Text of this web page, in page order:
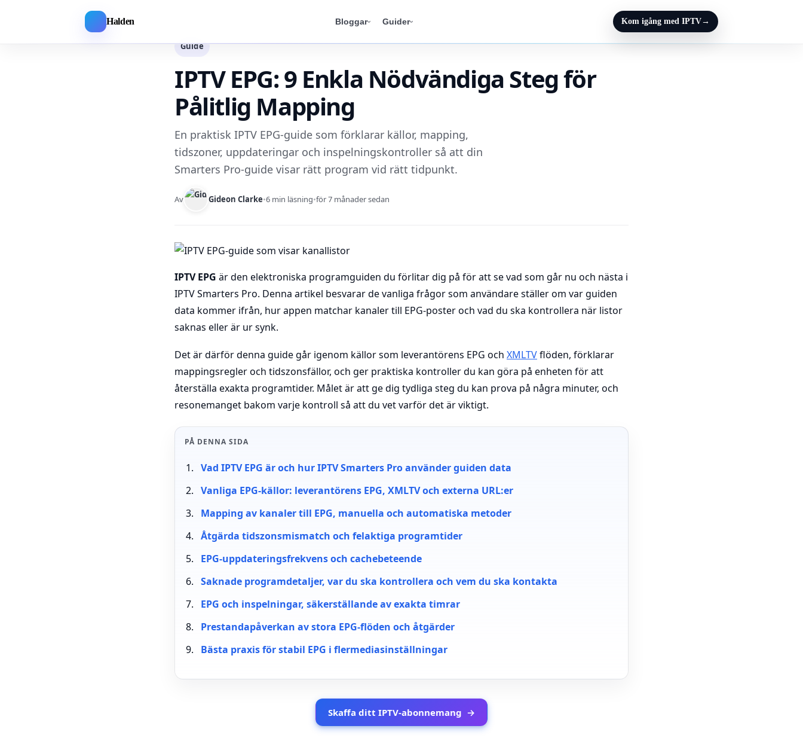
Halden Bloggar Guider Kom igång med IPTV→
Guide
IPTV EPG: 9 Enkla Nödvändiga Steg för
Pålitlig Mapping
En praktisk IPTV EPG-guide som förklarar källor, mapping,
tidszoner, uppdateringar och inspelningskontroller så att din
Smarters Pro-guide visar rätt program vid rätt tidpunkt.
Av Gideon Clarke•6 min läsning•för 7 månader sedan
IPTV EPG är den elektroniska programguiden du förlitar dig på för att se vad som går nu och nästa i
IPTV Smarters Pro. Denna artikel besvarar de vanliga frågor som användare ställer om var guiden
data kommer ifrån, hur appen matchar kanaler till EPG-poster och vad du ska kontrollera när listor
saknas eller är ur synk.
Det är därför denna guide går igenom källor som leverantörens EPG och XMLTVflöden, förklarar
mappingsregler och tidszonsfällor, och ger praktiska kontroller du kan göra på enheten för att
återställa exakta programtider. Målet är att ge dig tydliga steg du kan prova på några minuter, och
resonemanget bakom varje kontroll så att du vet varför det är viktigt.
PÅ DENNA SIDA
Vad IPTV EPG är och hur IPTV Smarters Pro använder guiden data
Vanliga EPG-källor: leverantörens EPG, XMLTV och externa URL:er
Mapping av kanaler till EPG, manuella och automatiska metoder
Åtgärda tidszonsmismatch och felaktiga programtider
EPG-uppdateringsfrekvens och cachebeteende
Saknade programdetaljer, var du ska kontrollera och vem du ska kontakta
EPG och inspelningar, säkerställande av exakta timrar
Prestandapåverkan av stora EPG-flöden och åtgärder
Bästa praxis för stabil EPG i flermediasinställningar
Skaffa ditt IPTV-abonnemang →